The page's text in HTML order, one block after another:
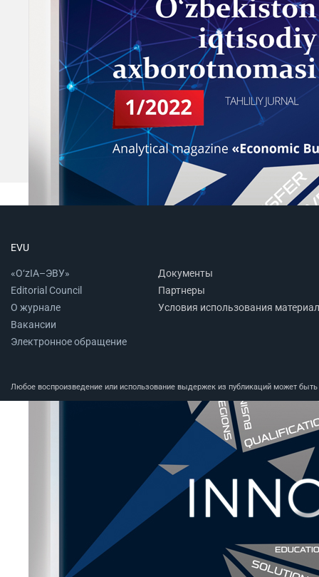
EVU
«O‘zIA–ЭВУ»
Editorial Council
О журнале
Вакансии
Электронное обращение
Документы
Партнеры
Условия использования
Любое воспроизведение или использование выдержек из публикаций может